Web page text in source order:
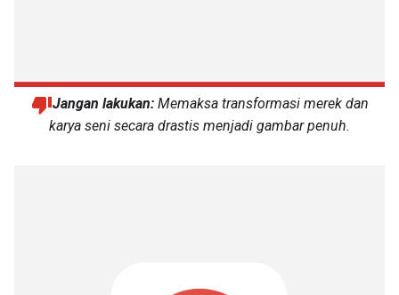
Jangan lakukan:Memaksa transformasi merek dan
karya seni secara drastis menjadi gambar penuh.